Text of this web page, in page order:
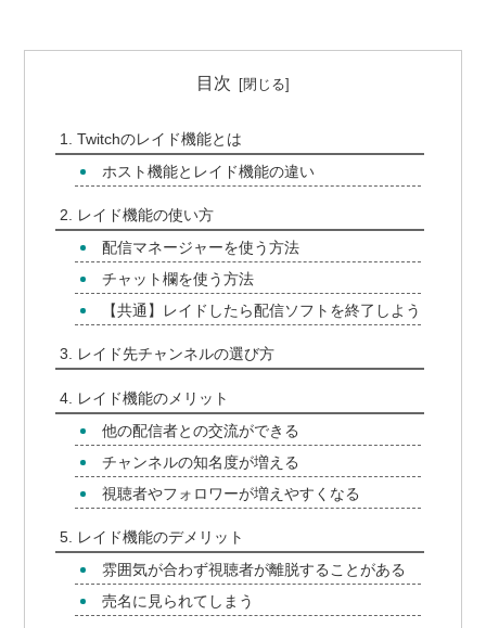
目次
Twitchのレイド機能とは
ホスト機能とレイド機能の違い
レイド機能の使い方
配信マネージャーを使う方法
チャット欄を使う方法
【共通】レイドしたら配信ソフトを終了しよう
レイド先チャンネルの選び方
レイド機能のメリット
他の配信者との交流ができる
チャンネルの知名度が増える
視聴者やフォロワーが増えやすくなる
レイド機能のデメリット
雰囲気が合わず視聴者が離脱することがある
売名に見られてしまう